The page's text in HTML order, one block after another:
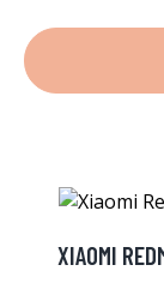
XIAOMI